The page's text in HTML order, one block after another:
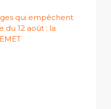
​​qui empêchent
du 12 août : la